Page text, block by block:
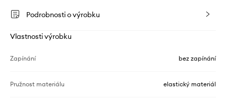
Podrobnosti o výrobku
Vlastnosti výrobku
Zapínání bez zapínání
Pružnost materiálu elastický materiál